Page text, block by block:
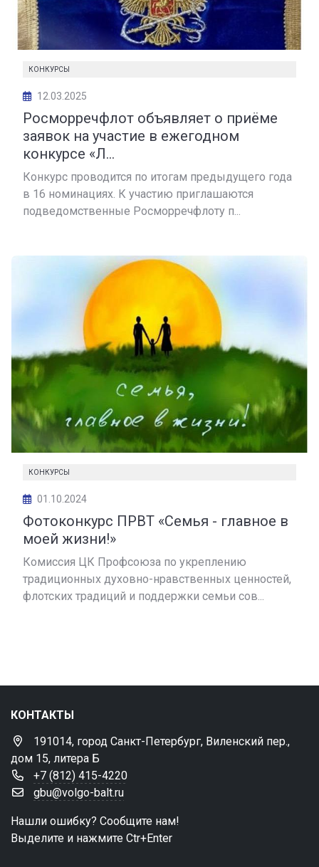
КОНКУРСЫ
12.03.2025
️Росморречфлот объявляет о приёме
заявок на участие в ежегодном
конкурсе «Л...
Конкурс проводится по итогам предыдущего года
в 16 номинациях. К участию приглашаются
подведомственные Росморречфлоту п...
КОНКУРСЫ
01.10.2024
Фотоконкурс ПРВТ «Семья - главное в
моей жизни!»
Комиссия ЦК Профсоюза по укреплению
традиционных духовно-нравственных ценностей,
флотских традиций и поддержки семьи сов...
КОНТАКТЫ
191014, город Санкт-Петербург, Виленский пер.,
дом 15, литера Б
+7 (812) 415-4220
gbu@volgo-balt.ru
Нашли ошибку? Сообщите нам!
Выделите и нажмите Ctr+Enter